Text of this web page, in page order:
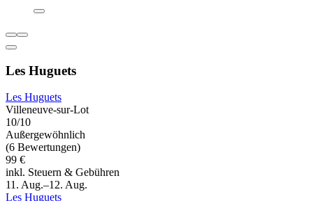
Les Huguets
Les Huguets
Villeneuve-sur-Lot
10/10
Außergewöhnlich
(6 Bewertungen)
99 €
inkl. Steuern & Gebühren
11. Aug.–12. Aug.
Les Huguets